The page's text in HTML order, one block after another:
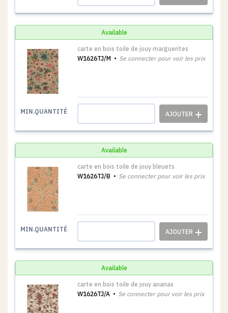
Available
carte en bois toile de jouy marguerites
W1626TJ/M
Se connecter pour voir les prix
MIN.QUANTITÉ
Available
carte en bois toile de jouy bleuets
W1626TJ/B
Se connecter pour voir les prix
MIN.QUANTITÉ
Available
carte en bois toile de jouy ananas
W1626TJ/A
Se connecter pour voir les prix